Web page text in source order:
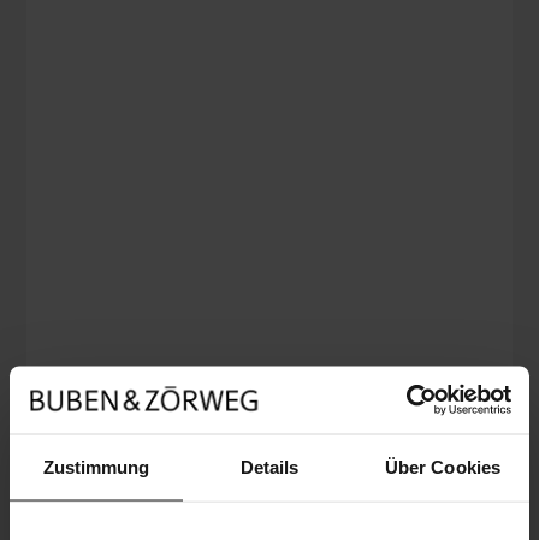
Zustimmung Details Über Cookies